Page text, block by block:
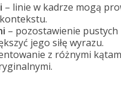
– linie w kadrze mogą
– pozostawienie
jego siłę wyrazu.
z różnymi